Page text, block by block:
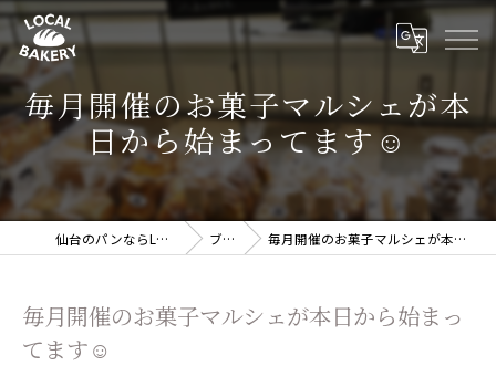
毎月開催のお菓子マルシェが本
日から始まってます☺️
仙台のパンならLOCAL BAKERY ブログ 毎月開催のお菓子マルシェが本日から始まってます☺️
毎月開催のお菓子マルシェが本日から始まっ
てます☺️